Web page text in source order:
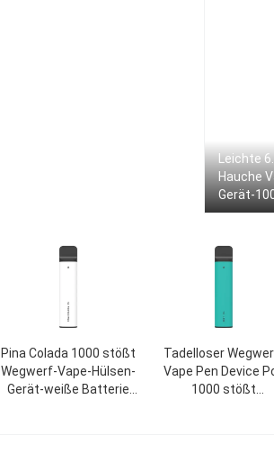
Leichte
Hauche
Gerät-
Pina Colada 1000 stößt
Wegwerf-Vape-Hülsen-
Gerät-weiße Batterie
Tadelloser
Vape Pen Device
1000 stößt